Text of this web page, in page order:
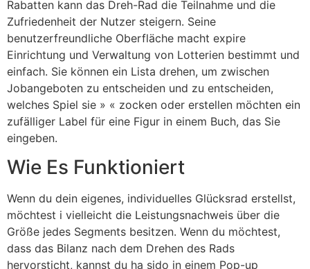
Rabatten kann das Dreh-Rad die Teilnahme und die
Zufriedenheit der Nutzer steigern. Seine
benutzerfreundliche Oberfläche macht expire
Einrichtung und Verwaltung von Lotterien bestimmt und
einfach. Sie können ein Lista drehen, um zwischen
Jobangeboten zu entscheiden und zu entscheiden,
welches Spiel sie » « zocken oder erstellen möchten ein
zufälliger Label für eine Figur in einem Buch, das Sie
eingeben.
Wie Es Funktioniert
Wenn du dein eigenes, individuelles Glücksrad erstellst,
möchtest i vielleicht die Leistungsnachweis über die
Größe jedes Segments besitzen. Wenn du möchtest,
dass das Bilanz nach dem Drehen des Rads
hervorsticht, kannst du ha sido in einem Pop-up